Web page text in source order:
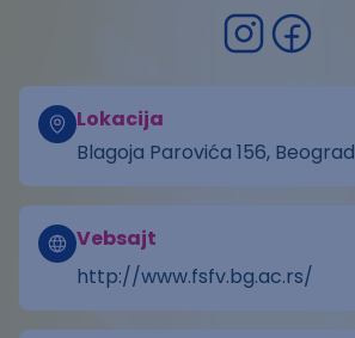
Lokacija
Blagoja Parovića 156, Beograd
Vebsajt
http://www.fsfv.bg.ac.rs/